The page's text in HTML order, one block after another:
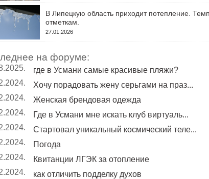
В Липецкую область приходит потепление.
отметкам.
27.01.2026
на форуме:
где в Усмани самые красивые пляжи?
Хочу порадовать жену серьгами на праз...
Женская брендовая одежда
Где в Усмани мне искать клуб виртуаль...
Стартовал уникальный космический теле...
Погода
Квитанции ЛГЭК за отопление
как отличить подделку духов